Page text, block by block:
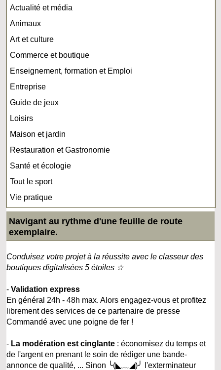
Actualité et média
Animaux
Art et culture
Commerce et boutique
Enseignement, formation et Emploi
Entreprise
Guide de jeux
Loisirs
Maison et jardin
Restauration et Gastronomie
Santé et écologie
Tout le sport
Vie pratique
Navigant au rythme d'une feuille de route
exemplaire.
Conduisez votre projet à la réussite avec le classeur des
boutiques digitalisées 5 étoiles ☆
-Validation express
En général 24h - 48h max. Alors engagez-vous et profitez
librement des services de ce partenaire de presse
Commandé avec une poigne de fer !
- La modération est cinglante : économisez du temps et
de l'argent en prenant le soin de rédiger une bande-
annonce de qualité, ... Sinon ╰(◣﹏◢)╯ l'exterminateur